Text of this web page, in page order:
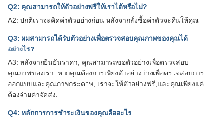
Q2: คุณสามารถให้ตัวอย่างฟรีให้เราได้หรือไม่?
A2: ปกติเราจะคิดค่าตัวอย่างก่อน หลังจากสั่งซื้อค่าตัวจะคืนให้คุณ
Q3: ผมสามารถได้รับตัวอย่างเพื่อตรวจสอบคุณภาพของคุณได้
อย่างไร?
A3: หลังจากยืนยันราคา, คุณสามารถขอตัวอย่างเพื่อตรวจสอบ
คุณภาพของเรา. หากคุณต้องการเพียงตัวอย่างว่างเพื่อตรวจสอบการ
ออกแบบและคุณภาพกระดาษ, เราจะให้ตัวอย่างฟรี,และคุณเพียงแค่
ต้องจ่ายค่าจัดส่ง.
Q4: หลักการการชําระเงินของคุณคืออะไร